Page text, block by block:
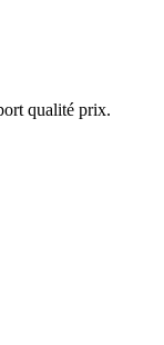
qualité prix.